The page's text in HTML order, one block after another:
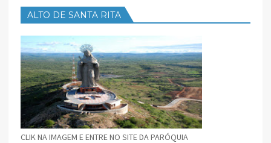
ALTO DE SANTA RITA
CLIK NA IMAGEM E ENTRE NO SITE DA PARÓQUIA